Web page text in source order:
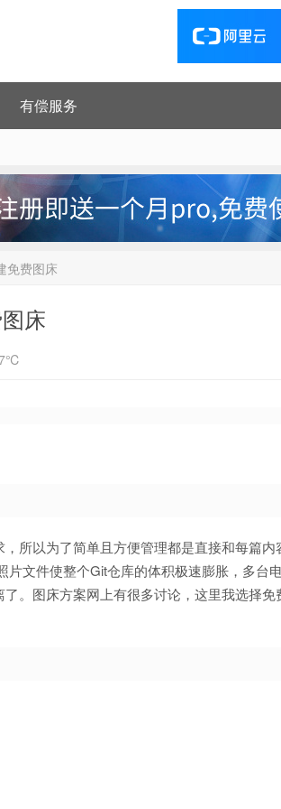
有偿服务
免费图床
床
所以为了简单且方便管理都是直接和每篇内
文件使整个Git仓库的体积极速膨胀，多台
。图床方案网上有很多讨论，这里我选择免